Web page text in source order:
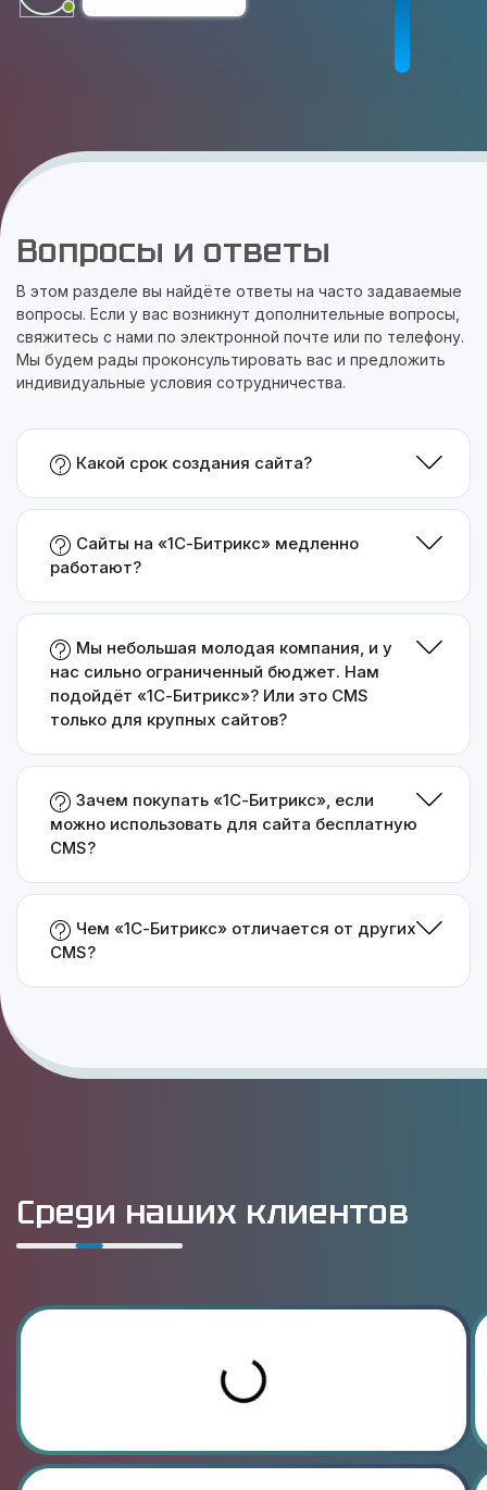
Вопросы и ответы
В этом разделе вы найдёте ответы на часто задаваемые
вопросы. Если у вас возникнут дополнительные вопросы,
свяжитесь с нами по электронной почте или по телефону.
Мы будем рады проконсультировать вас и предложить
индивидуальные условия сотрудничества.
Какой срок создания сайта?
Сайты на «1С-Битрикс» медленно
работают?
Мы небольшая молодая компания, и у
нас сильно ограниченный бюджет. Нам
подойдёт «1С-Битрикс»? Или это CMS
только для крупных сайтов?
Зачем покупать «1С-Битрикс», если
можно использовать для сайта бесплатную
CMS?
Чем «1С-Битрикс» отличается от других
CMS?
Среди наших клиентов